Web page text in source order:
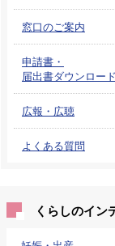
窓口のご案内
申請書・
届出書ダウンロード
広報・広聴
よくある質問
くらしのイン